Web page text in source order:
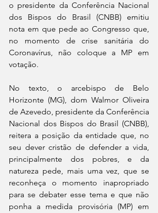
o presidente da Conferência Nacional
dos Bispos do Brasil (CNBB) emitiu
nota em que pede ao Congresso que,
no momento de crise sanitária do
Coronavírus, não coloque a MP em
votação.
No texto, o arcebispo de Belo
Horizonte (MG), dom Walmor Oliveira
de Azevedo, presidente da Conferência
Nacional dos Bispos do Brasil (CNBB),
reitera a posição da entidade que, no
seu dever cristão de defender a vida,
principalmente dos pobres, e da
natureza pede, mais uma vez, que se
reconheça o momento inapropriado
para se debater esse tema e que não
ponha a medida provisória (MP) em